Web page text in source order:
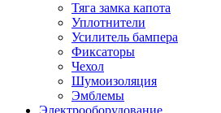
Тяга замка капота
Уплотнители
Усилитель бампера
Фиксаторы
Чехол
Шумоизоляция
Эмблемы